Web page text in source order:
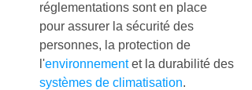
réglementations sont en place
pour assurer la sécurité des
personnes, la protection de
l'environnement et la durabilité des
systèmes de climatisation.